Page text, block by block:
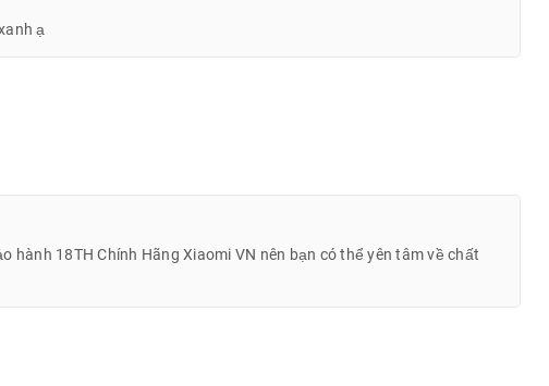
4Gsở hữu tấm nền AMOLED cao cấp và hỗ trợ độ phân giải Full HD+
tầm giá:
ạ
hành 18TH Chính Hãng Xiaomi VN nên bạn có thể yên tâm về chất